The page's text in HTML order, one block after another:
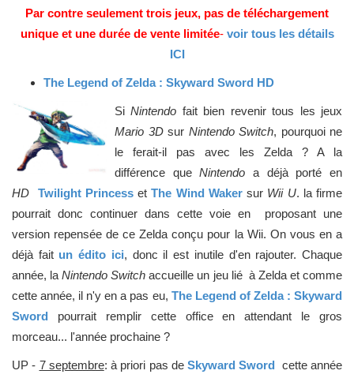
Par contre seulement trois jeux, pas de téléchargement
unique et une durée de vente limitée- voir tous les détails
ICI
The Legend of Zelda : Skyward Sword HD
SiNintendo fait bien revenir tous les jeux
Mario 3Dsur Nintendo Switch, pourquoi ne
le ferait-il pas avec les Zelda ? A la
différence queNintendo a déjà porté en
HD
Twilight PrincessetThe Wind Waker sur Wii U. la firme
pourrait donc continuer dans cette voie en proposant une
version repensée de ce Zelda conçu pour la Wii. On vous en a
déjà fait un édito ici, donc il est inutile d'en rajouter. Chaque
année, laNintendo Switch accueille un jeu lié à Zelda et comme
cette année, il n'y en a pas eu, The Legend of Zelda : Skyward
Sword
pourrait remplir cette office en attendant le gros
morceau... l'année prochaine ?
UP - 7 septembre: à priori pas de Skyward Sword cette année